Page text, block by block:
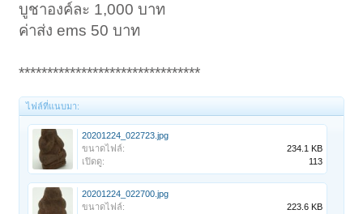
บูชาองค์ละ 1,000 บาท
ค่าส่ง ems 50 บาท
********************************
ไฟล์ที่แนบมา:
20201224_022723.jpg
ขนาดไฟล์:
234.1 KB
เปิดดู:
113
20201224_022700.jpg
ขนาดไฟล์:
223.6 KB